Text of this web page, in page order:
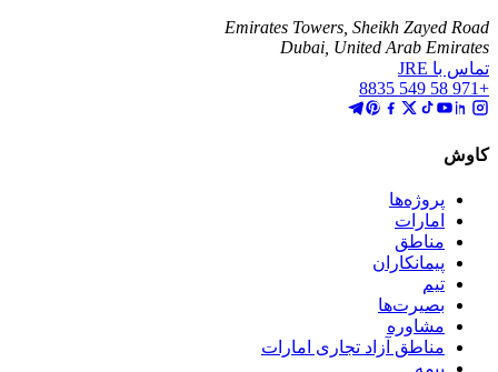
Emirates Towers, Sheikh Zayed Road
Dubai, United Arab Emirates
تماس با JRE
+971 58 549 8835
کاوش
پروژه‌ها
امارات
مناطق
پیمانکاران
تیم
بصیرت‌ها
مشاوره
مناطق آزاد تجاری امارات